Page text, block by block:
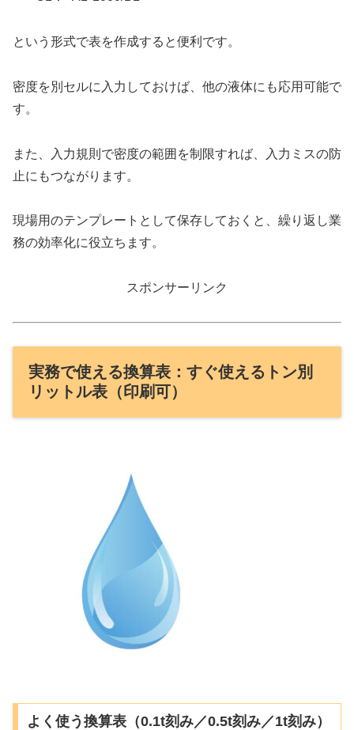
という形式で表を作成すると便利です。
密度を別セルに入力しておけば、他の液体にも応用可能で
す。
また、入力規則で密度の範囲を制限すれば、入力ミスの防
止にもつながります。
現場用のテンプレートとして保存しておくと、繰り返し業
務の効率化に役立ちます。
スポンサーリンク
実務で使える換算表：すぐ使えるトン別
リットル表（印刷可）
よく使う換算表（0.1t刻み／0.5t刻み／1t刻み）